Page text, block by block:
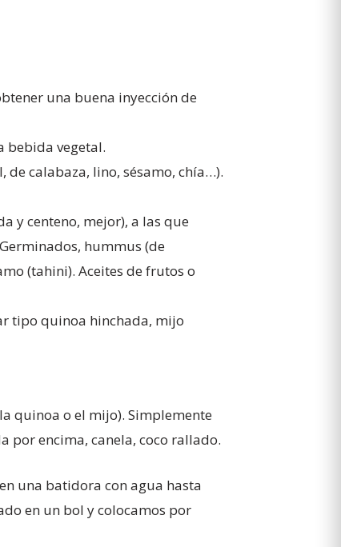
una buena inyección de
bebida vegetal.
de calabaza, lino, sésamo, chía…).
y centeno, mejor), a las que
hummus (de
(tahini). Aceites de frutos o
tipo quinoa hinchada, mijo
quinoa o el mijo). Simplemente
por encima, canela, coco rallado.
una batidora con agua hasta
en un bol y colocamos por